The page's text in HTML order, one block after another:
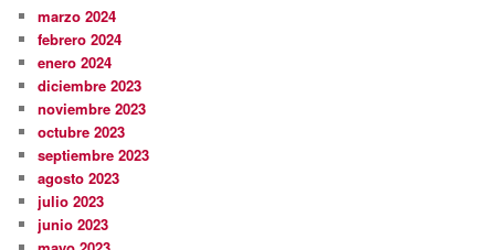
marzo 2024
febrero 2024
enero 2024
diciembre 2023
noviembre 2023
octubre 2023
septiembre 2023
agosto 2023
julio 2023
junio 2023